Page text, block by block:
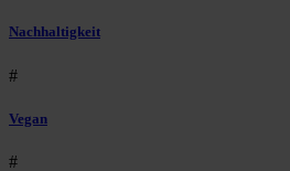
Nachhaltigkeit
#
Vegan
#